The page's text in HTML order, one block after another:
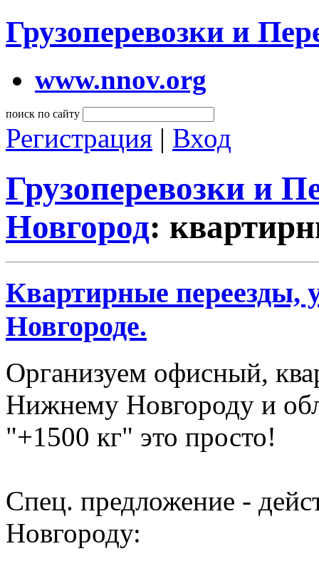
Грузоперевозки и
www.nnov.org
поиск по сайту
Регистрация | Вход
Грузоперевозки и
Новгород:
Квартирные переезды,
Новгороде.
Организуем офисный,
Нижнему Новгороду и
"+1500 кг" это просто!
Спец. предложение -
Новгороду: